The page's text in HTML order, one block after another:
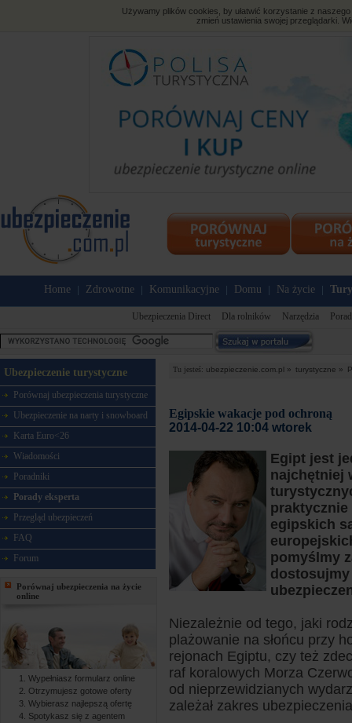
Używamy plików cookies, by ułatwić korzystanie z
zmień ustawienia swojej przeglądarki.
Home Zdrowotne Komunikacyjne Domu Na życie
Ubezpieczenia Direct Dla rolników Narzędzia
Ubezpieczenie turystyczne
Porównaj ubezpieczenia turystyczne
Ubezpieczenie na narty i snowboard
Karta Euro<26
Wiadomości
Poradniki
Porady eksperta
Przegląd ubezpieczeń
FAQ
Forum
Porównaj ubezpieczenia na życie
online
Wypełniasz formularz online
Otrzymujesz gotowe oferty
Wybierasz najlepszą ofertę
Spotykasz się z agentem
Tu jesteś: ubezpieczenie.com.pl » turystyczne »
Egipskie wakacje pod ochroną
2014-04-22 10:04 wtorek
Egipt jest
najchętniej
praktycznie
egipskich
pomyślmy
Niezależnie od tego, jaki
plażowanie na słońcu przy
rejonach Egiptu, czy też
raf koralowych Morza
od nieprzewidzianych
zależał zakres